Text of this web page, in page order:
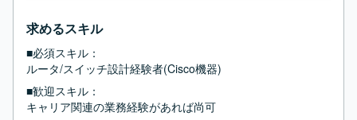
求めるスキル
■必須スキル：
ルータ/スイッチ設計経験者(Cisco機器)
■歓迎スキル：
キャリア関連の業務経験があれば尚可